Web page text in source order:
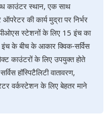
काउंटर स्थान, एक साथ
की कार्य मुद्रा पर निर्भर
स्टेशनों के लिए 15 इंच का
के बीच के आकार क्विक-सर्विस
काउंटरों के लिए उपयुक्त होते
हॉस्पिटैलिटी वातावरण,
वर्कस्टेशन के लिए बेहतर माने